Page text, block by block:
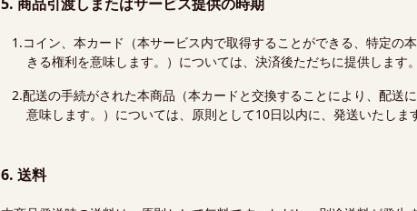
コイン、本カード（本サービス内で取得することができる、特定の
きる権利を意味します。）については、決済後ただちに提供します。
配送の手続がされた本商品（本カードと交換することにより、配送
意味します。）については、原則として10日以内に、発送いたしま
6. 送料